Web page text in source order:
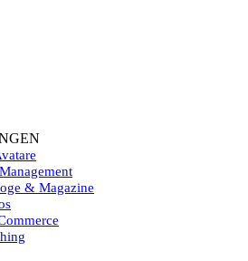
& Magazine